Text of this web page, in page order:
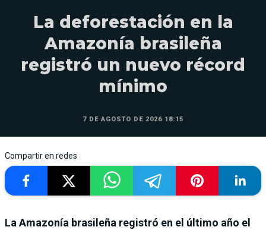
La deforestación en la
Amazonía brasileña
registró un nuevo récord
mínimo
7 DE AGOSTO DE 2026 18:15
Compartir en redes
La Amazonía brasileña registró en el último año el